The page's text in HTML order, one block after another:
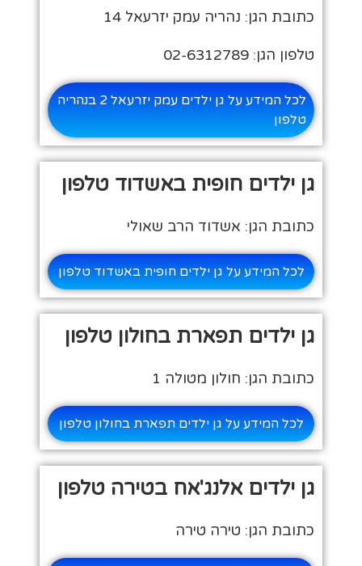
כתובת הגן: נהריה עמק יזרעאל 14
טלפון הגן: 02-6312789
לכל המידע על גן ילדים עמק יזרעאל 2 בנהריה
טלפון
גן ילדים חופית באשדוד טלפון
כתובת הגן: אשדוד הרב שאולי
לכל המידע על גן ילדים חופית באשדוד טלפון
גן ילדים תפארת בחולון טלפון
כתובת הגן: חולון מטולה 1
לכל המידע על גן ילדים תפארת בחולון טלפון
גן ילדים אלנג'אח בטירה טלפון
כתובת הגן: טירה טירה